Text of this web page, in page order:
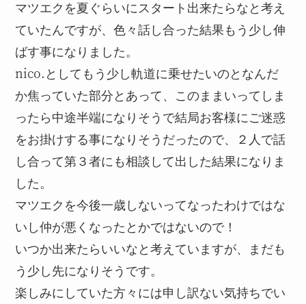
マツエクを夏ぐらいにスタート出来たらなと考え
ていたんですが、色々話し合った結果もう少し伸
ばす事になりました。
nico.としてもう少し軌道に乗せたいのとなんだ
か焦っていた部分とあって、このままいってしま
ったら中途半端になりそうで結局お客様にご迷惑
をお掛けする事になりそうだったので、２人で話
し合って第３者にも相談して出した結果になりま
した。
マツエクを今後一歳しないってなったわけではな
いし仲が悪くなったとかではないので！
いつか出来たらいいなと考えていますが、まだも
う少し先になりそうです。
楽しみにしていた方々には申し訳ない気持ちでい